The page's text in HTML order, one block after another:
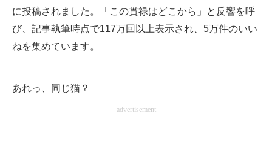
スマホと通信の最新トレンド
進化するPCとデバイスの未来
ビジネスと働き方のヒント
に投稿されました。「この貫禄はどこから」と反響を呼
び、記事執筆時点で117万回以上表示され、5万件のいい
ねを集めています。
あれっ、同じ猫？
advertisement